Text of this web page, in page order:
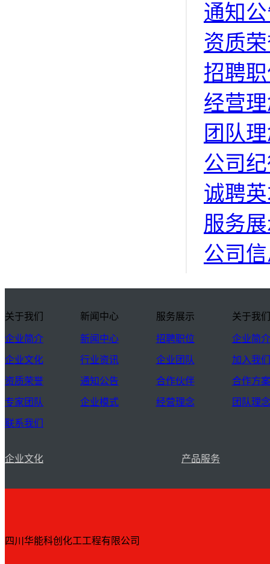
通知
资质
招聘
经营
团队
公司
诚聘
服务
公司
关于我们
企业简介
企业文化
资质荣誉
专家团队
联系我们
新闻中心
新闻中心
行业资讯
通知公告
企业模式
服务展示
招聘职位
企业团队
合作伙伴
经营理念
关于我们
企业简介
加入我们
合作方案
团队理念
企业文化 产品服务
四川华能科创化工工程有限公司